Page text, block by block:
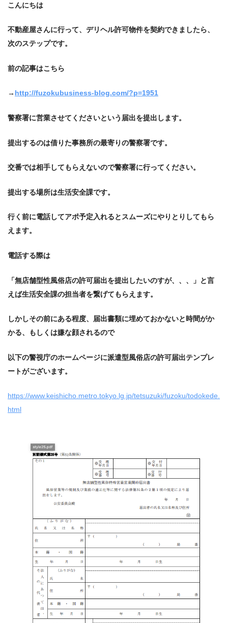
こんにちは
不動産屋さんに行って、デリヘル許可物件を契約できましたら、
次のステップです。
前の記事はこちら
→ http://fuzokubusiness-blog.com/?p=1951
警察署に営業させてくださいという届出を提出します。
提出するのは借りた事務所の最寄りの警察署です。
交番では相手してもらえないので警察署に行ってください。
提出する場所は生活安全課です。
行く前に電話してアポ予定入れるとスムーズにやりとりしてもら
えます。
電話する際は
「無店舗型性風俗店の許可届出を提出したいのすが、、、」と言
えば生活安全課の担当者を繋げてもらえます。
しかしその前にある程度、届出書類に埋めておかないと時間がか
かる、もしくは嫌な顔されるので
以下の警視庁のホームページに派遣型風俗店の許可届出テンプレ
ートがございます。
https://www.keishicho.metro.tokyo.lg.jp/tetsuzuki/fuzoku/todokede.
html